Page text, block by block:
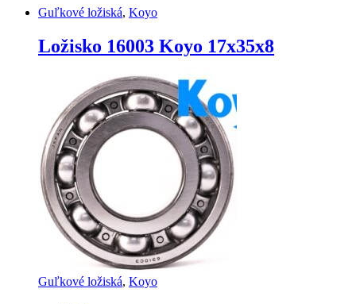
Guľkové ložiská, Koyo
Ložisko 16003 Koyo 17x35x8
Guľkové ložiská, Koyo